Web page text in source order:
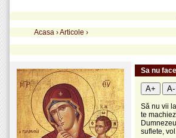
Acasa ›Articole ›
Sa nu
A+ A-
Să nu vii
te
suflete,